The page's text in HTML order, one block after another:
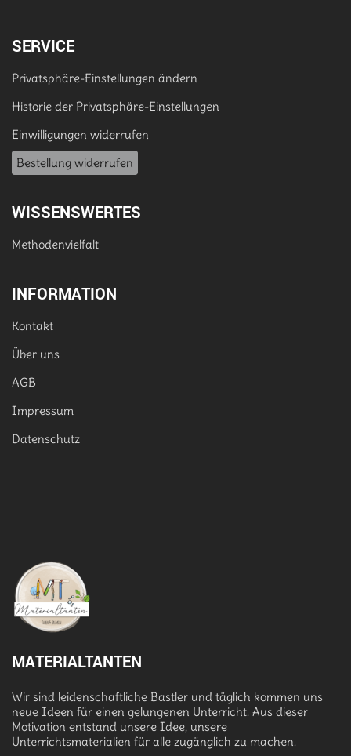
SERVICE
Privatsphäre-Einstellungen ändern
Historie der Privatsphäre-Einstellungen
Einwilligungen widerrufen
Bestellung widerrufen
WISSENSWERTES
Methodenvielfalt
INFORMATION
Kontakt
Über uns
AGB
Impressum
Datenschutz
MATERIALTANTEN
Wir sind leidenschaftliche Bastler und täglich kommen uns
neue Ideen für einen gelungenen Unterricht. Aus dieser
Motivation entstand unsere Idee, unsere
Unterrichtsmaterialien für alle zugänglich zu machen.